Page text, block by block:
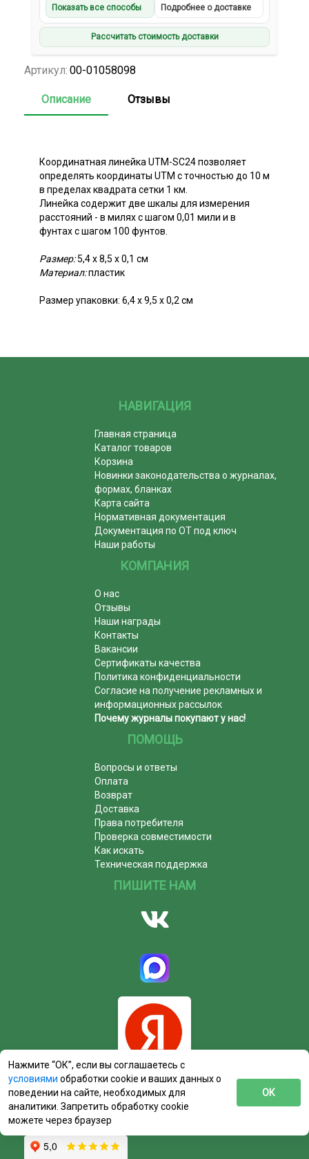
Показать все способы Подробнее о доставке
Рассчитать стоимость доставки
Артикул: 00-01058098
Описание Отзывы
Координатная линейка UTM-SC24 позволяет
определять координаты UTM с точностью до 10 м
в пределах квадрата сетки 1 км.
Линейка содержит две шкалы для измерения
расстояний - в милях с шагом 0,01 мили и в
фунтах с шагом 100 фунтов.
Размер:5,4 х 8,5 х 0,1 см
Материал:пластик
Размер упаковки: 6,4 х 9,5 х 0,2 см
НАВИГАЦИЯ
Главная страница
Каталог товаров
Корзина
Новинки законодательства о журналах,
формах, бланках
Карта сайта
Нормативная документация
Документация по ОТ под ключ
Наши работы
КОМПАНИЯ
О нас
Отзывы
Наши награды
Контакты
Вакансии
Сертификаты качества
Политика конфиденциальности
Согласие на получение рекламных и
информационных рассылок
Почему журналы покупают у нас!
ПОМОЩЬ
Вопросы и ответы
Оплата
Возврат
Доставка
Права потребителя
Проверка совместимости
Как искать
Техническая поддержка
ПИШИТЕ НАМ
Нажмите “ОК”, если вы соглашаетесь с
условиями обработки cookie и ваших данных о
поведении на сайте, необходимых для
аналитики. Запретить обработку cookie
можете через браузер
ОК